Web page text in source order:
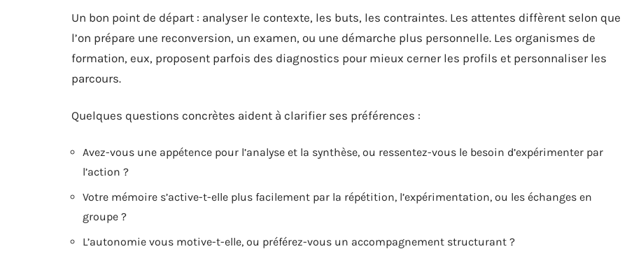
Un bon point de départ : analyser le contexte, les buts, les contraintes. Les attentes diffèrent selon que
l’on prépare une reconversion, un examen, ou une démarche plus personnelle. Les organismes de
formation, eux, proposent parfois des diagnostics pour mieux cerner les profils et personnaliser les
parcours.
Quelques questions concrètes aident à clarifier ses préférences :
Avez-vous une appétence pour l’analyse et la synthèse, ou ressentez-vous le besoin d’expérimenter par
l’action ?
Votre mémoire s’active-t-elle plus facilement par la répétition, l’expérimentation, ou les échanges en
groupe ?
L’autonomie vous motive-t-elle, ou préférez-vous un accompagnement structurant ?